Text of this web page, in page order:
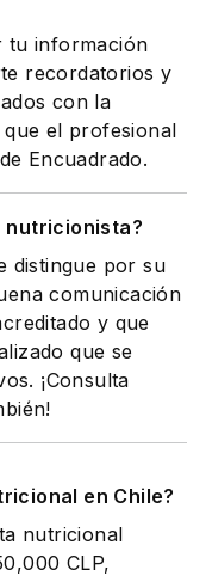
tu información
recordatorios y
con la
el profesional
Encuadrado.
nutricionista?
distingue por su
comunicación
y que
que se
¡Consulta
en Chile?
nutricional
CLP,